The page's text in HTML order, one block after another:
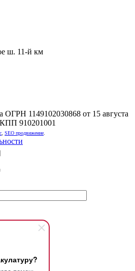
ш. 11-й км
1149102030868 от 15 августа
910201001
SEO продвижение